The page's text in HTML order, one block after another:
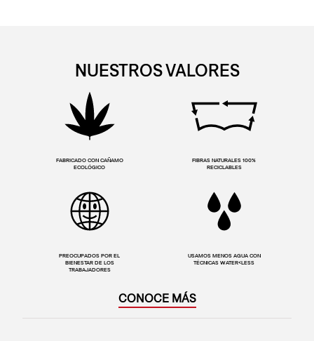
NUESTROS VALORES
FABRICADO CON CAÑAMO
ECOLÓGICO
FIBRAS NATURALES 100%
RECICLABLES
PREOCUPADOS POR EL
BIENESTAR DE LOS
TRABAJADORES
USAMOS MENOS AGUA CON
TÉCNICAS WATER<LESS
CONOCE MÁS